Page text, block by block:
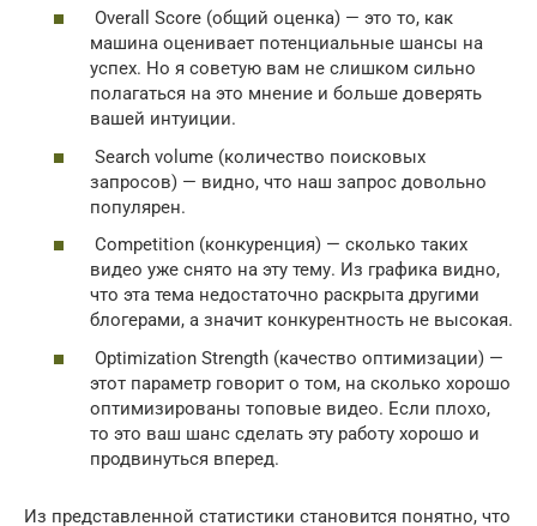
Overall Score (общий оценка) — это то, как
машина оценивает потенциальные шансы на
успех. Но я советую вам не слишком сильно
полагаться на это мнение и больше доверять
вашей интуиции.
Search volume (количество поисковых
запросов) — видно, что наш запрос довольно
популярен.
Competition (конкуренция) — сколько таких
видео уже снято на эту тему. Из графика видно,
что эта тема недостаточно раскрыта другими
блогерами, а значит конкурентность не высокая.
Optimization Strength (качество оптимизации) —
этот параметр говорит о том, на сколько хорошо
оптимизированы топовые видео. Если плохо,
то это ваш шанс сделать эту работу хорошо и
продвинуться вперед.
Из представленной статистики становится понятно, что